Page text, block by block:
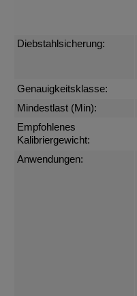
Diebstahlsicherung:
Genauigkeitsklasse:
Mindestlast (Min):
Empfohlenes
Kalibriergewicht:
Anwendungen: